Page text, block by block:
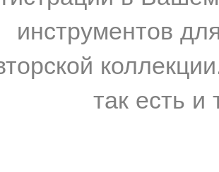
инструментов
так есть и